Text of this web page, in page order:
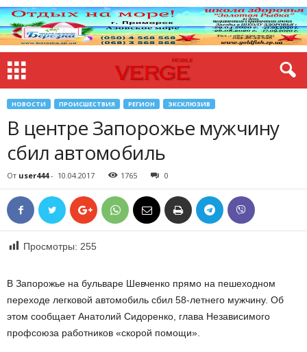
НОВОСТИ ПРОИСШЕСТВИЯ РЕГИОН ЭКСКЛЮЗИВ
В центре Запорожье мужчину
сбил автомобиль
От user444- 10.04.2017 1765 0
Просмотры: 255
В Запорожье на бульваре Шевченко прямо на пешеходном
переходе легковой автомобиль сбил 58-летнего мужчину. Об
этом сообщает Анатолий Сидоренко, глава Независимого
профсоюза работников «скорой помощи».